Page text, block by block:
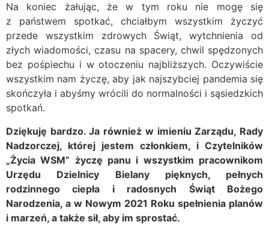
Na koniec żałując, że w tym roku nie mogę się
z państwem spotkać, chciałbym wszystkim życzyć
przede wszystkim zdrowych Świąt, wytchnienia od
złych wiadomości, czasu na spacery, chwil spędzonych
bez pośpiechu i w otoczeniu najbliższych. Oczywiście
wszystkim nam życzę, aby jak najszybciej pandemia się
skończyła i abyśmy wrócili do normalności i sąsiedzkich
spotkań.
Dziękuję bardzo. Ja również w imieniu Zarządu, Rady
Nadzorczej, której jestem członkiem, i Czytelników
„Życia WSM” życzę panu i wszystkim pracownikom
Urzędu Dzielnicy Bielany pięknych, pełnych
rodzinnego ciepła i radosnych Świąt Bożego
Narodzenia, a w Nowym 2021 Roku spełnienia planów
i marzeń, a także sił, aby im sprostać.